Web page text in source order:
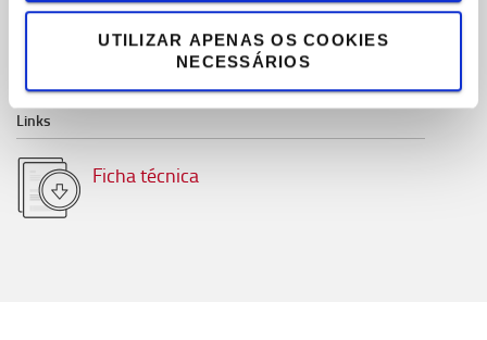
UTILIZAR APENAS OS COOKIES
NECESSÁRIOS
Capacidade carga:2300kg
Elevação máxima da gama:200 mm
Pro-lifter Quick
Links
Ficha técnica